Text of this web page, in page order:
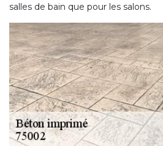
salles de bain que pour les salons.